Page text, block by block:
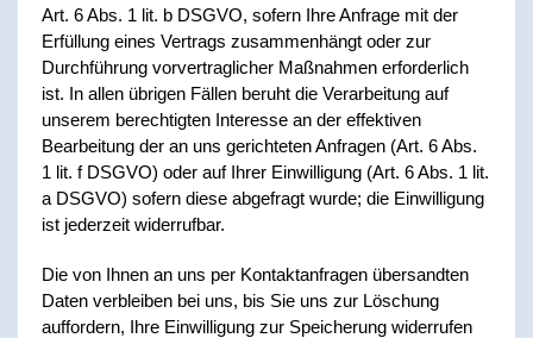
Art. 6 Abs. 1 lit. b DSGVO, sofern Ihre Anfrage mit der
Erfüllung eines Vertrags zusammenhängt oder zur
Durchführung vorvertraglicher Maßnahmen erforderlich
ist. In allen übrigen Fällen beruht die Verarbeitung auf
unserem berechtigten Interesse an der effektiven
Bearbeitung der an uns gerichteten Anfragen (Art. 6 Abs.
1 lit. f DSGVO) oder auf Ihrer Einwilligung (Art. 6 Abs. 1 lit.
a DSGVO) sofern diese abgefragt wurde; die Einwilligung
ist jederzeit widerrufbar.
Die von Ihnen an uns per Kontaktanfragen übersandten
Daten verbleiben bei uns, bis Sie uns zur Löschung
auffordern, Ihre Einwilligung zur Speicherung widerrufen